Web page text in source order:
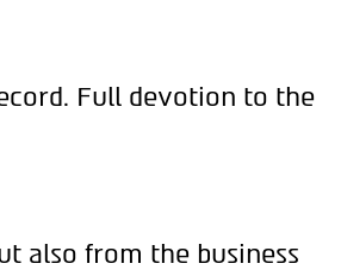
Full devotion to the
also from the business